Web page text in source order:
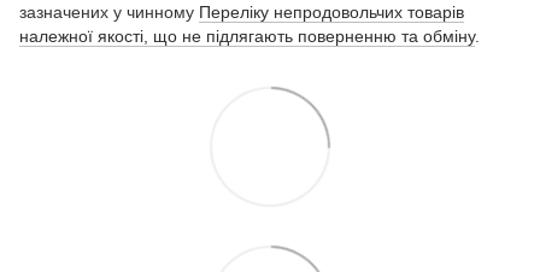
зазначених у чинному Переліку непродовольчих товарів
належної якості, що не підлягають поверненню та обміну.